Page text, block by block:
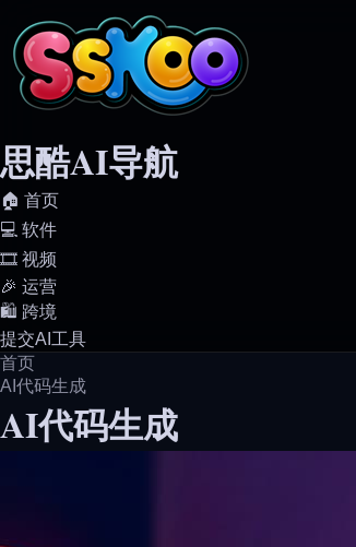
思酷AI导航
🏠️ 首页
💻️ 软件
🎞️ 视频
🎉 运营
🛍️ 跨境
提交AI工具
首页
AI代码生成
AI代码生成